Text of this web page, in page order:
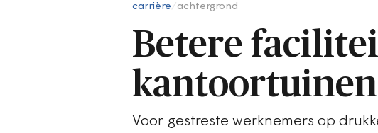
carrière achtergrond
Betere
kantoortuinen
Voor gestreste werknemers op